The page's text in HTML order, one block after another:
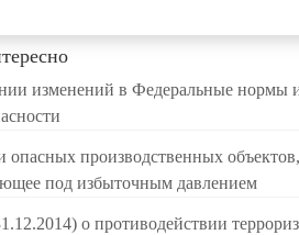
изменений в Федеральные нормы
опасных производственных
под избыточным давлением
о противодействии